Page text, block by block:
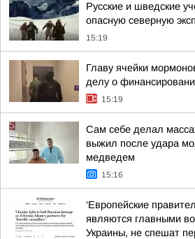
Русские и шведские
опасную северную
15:19
Главу ячейки
делу о
15:19
Сам себе делал
выжил после удара
медведем
15:16
‘Европейские
являются главными
Украины, не спешат